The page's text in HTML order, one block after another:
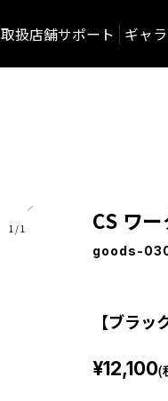
取扱店舗サポート ギャ
1/1 CS ワ
goods-
【ブラ
¥12,100(